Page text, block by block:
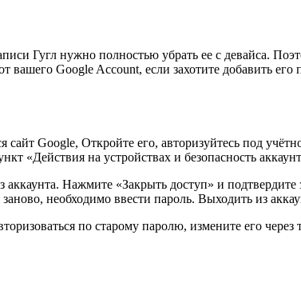
Гугл нужно полностью убрать ее с девайса.
Google Account, если захотите добавить его
Google, Откройте его, авторизуйтесь под
«Действия на устройствах и безопасность
Нажмите «Закрыть доступ» и подтвердите
необходимо ввести пароль. Выходить из
по старому паролю, измените его через